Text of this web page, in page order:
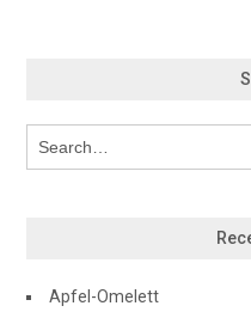
Apfel-Omelett